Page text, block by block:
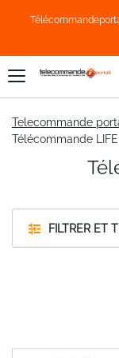
Telecommande
Télécommande LIFE
FILTRER ET